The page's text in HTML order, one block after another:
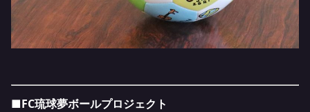
■FC琉球夢ボールプロジェクト